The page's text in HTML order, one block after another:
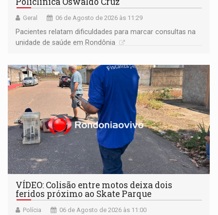
Geral 06 de Agosto de 2026 às 11:29
Pacientes relatam dificuldades para marcar consultas na
unidade de saúde em Rondônia
VÍDEO: Colisão entre motos deixa dois
feridos próximo ao Skate Parque
Polícia 06 de Agosto de 2026 às 11:00